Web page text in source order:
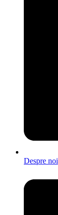
Despre noi